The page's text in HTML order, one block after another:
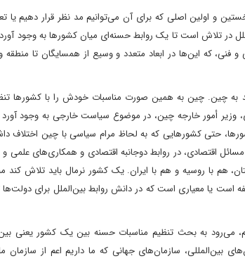
و اولین اصلی که برای آن می‌توانیم مد نظر قرار دهیم یا
در تلاش است تا یک روابط حسنه‌ای میان کشورها به وجود آورد.
فنی، که این‌ها در ابعاد متعدد و وسیع از همسایگان تا منطقه
به چین. چین به همین صورت مناسبات خودش را با کشورها
وزیر أمور خارجه چین، در موضوع سیاست خارجی به وجود
حتی کشورهایی که به لحاظ مرام سیاسی با چین اختلاف
اقتصادی، در روابط دوجانبه اقتصادی و همکاری‌های علمی
هم با روسیه و هم با ایران. یک کشور نرمال باید تلاش
است یا معیاری است که در دانش روابط بین‌الملل برای
می‌رود به بحث تنظیم مناسبات حسنه بین یک کشور یعنی
بین‌المللی، سازمان‌های جهانی که ما داریم اعم از سازمان